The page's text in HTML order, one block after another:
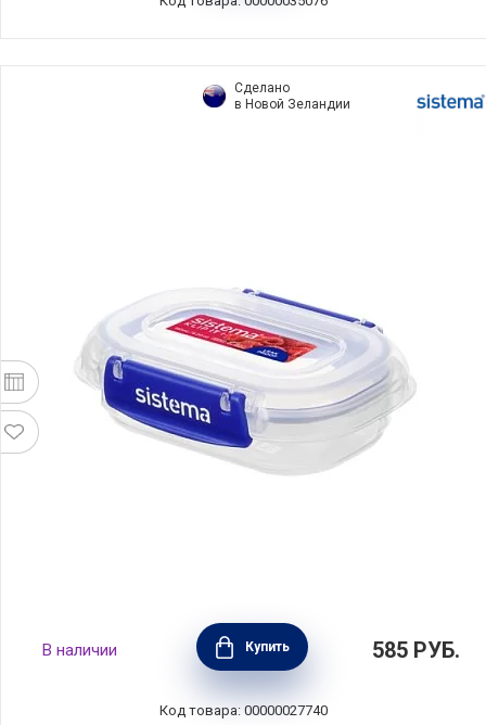
Сделано
в Новой Зеландии
Контейнер гермитичный KLIP IT+ 0,18 л,
материал пластик, Sistema, Новая
Зеландия, SI881520
В наличии Купить 585 РУБ.
Код товара: 00000027740